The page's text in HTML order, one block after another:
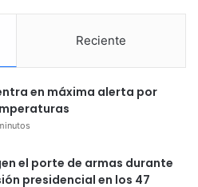
Reciente
en máxima alerta por
el porte de armas durante
presidencial en los 47